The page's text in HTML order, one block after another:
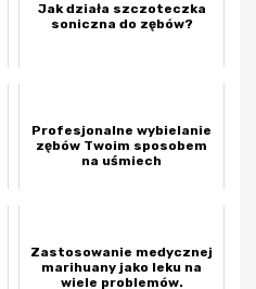
Jak działa szczoteczka
soniczna do zębów?
Profesjonalne wybielanie
zębów Twoim sposobem
na uśmiech
Zastosowanie medycznej
marihuany jako leku na
wiele problemów.